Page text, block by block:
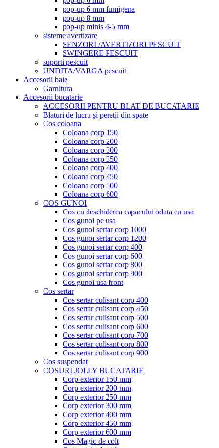
pop-up 6 mm fumigena
pop-up 8 mm
pop-up minis 4-5 mm
sisteme avertizare
SENZORI /AVERTIZORI PESCUIT
SWINGERE PESCUIT
suporti pescuit
UNDITA/VARGA pescuit
Accesorii baie
Garnitura
Accesorii bucatarie
ACCESORII PENTRU BLAT DE BUCATARIE
Blaturi de lucru şi pereții din spate
Cos coloana
Coloana corp 150
Coloana corp 200
Coloana corp 300
Coloana corp 350
Coloana corp 400
Coloana corp 450
Coloana corp 500
Coloana corp 600
COS GUNOI
Cos cu deschiderea capacului odata cu usa
Cos gunoi pe usa
Cos gunoi sertar corp 1000
Cos gunoi sertar corp 1200
Cos gunoi sertar corp 400
Cos gunoi sertar corp 600
Cos gunoi sertar corp 800
Cos gunoi sertar corp 900
Cos gunoi usa front
Cos sertar
Cos sertar culisant corp 400
Cos sertar culisant corp 450
Cos sertar culisant corp 500
Cos sertar culisant corp 600
Cos sertar culisant corp 700
Cos sertar culisant corp 800
Cos sertar culisant corp 900
Cos suspendat
COSURI JOLLY BUCATARIE
Corp exterior 150 mm
Corp exterior 200 mm
Corp exterior 250 mm
Corp exterior 300 mm
Corp exterior 400 mm
Corp exterior 450 mm
Corp exterior 600 mm
Cos Magic de colt